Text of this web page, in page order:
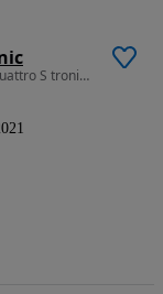
1968 cm3 • 204 CP • Vând Audi A6 Avant 40 TDI quattro S tronic Design 2021 79500km